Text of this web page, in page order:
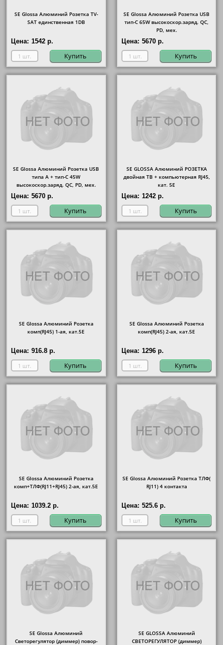
SE Glossa Алюминий Розетка TV-
SAT единственная 1DB
Цена: 1542 р.
Купить
SE Glossa Алюминий Розетка USB
тип-C 65W высокоскор.заряд. QC,
PD, мех.
Цена: 5670 р.
Купить
SE Glossa Алюминий Розетка USB
типа A + тип-C 45W
высокоскор.заряд. QC, PD, мех.
Цена: 5670 р.
Купить
SE GLOSSA Алюминий РОЗЕТКА
двойная ТВ + компьютерная RJ45,
кат. 5Е
Цена: 1242 р.
Купить
SE Glossa Алюминий Розетка
комп(RJ45) 1-ая, кат.5E
Цена: 916.8 р.
Купить
SE Glossa Алюминий Розетка
комп(RJ45) 2-ая, кат.5E
Цена: 1296 р.
Купить
SE Glossa Алюминий Розетка
комп+ТЛФ(RJ11+RJ45) 2-ая, кат.5E
Цена: 1039.2 р.
Купить
SE Glossa Алюминий Розетка ТЛФ(
RJ11) 4 контакта
Цена: 525.6 р.
Купить
SE Glossa Алюминий
Светорегулятор (диммер) повор-
SE GLOSSA Алюминий
СВЕТОРЕГУЛЯТОР (диммер)